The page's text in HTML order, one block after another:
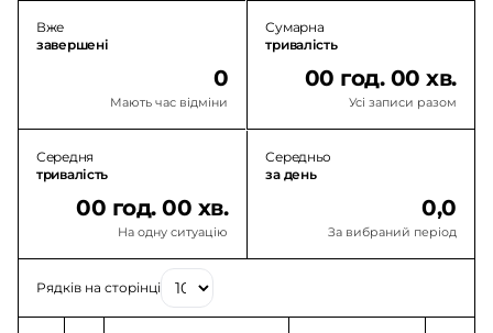
Вже
завершені
0
Мають час відміни
Сумарна
тривалість
00 год. 00 хв.
Усі записи разом
Середня
тривалість
00 год. 00 хв.
На одну ситуацію
Середньо
за день
0,0
За вибраний період
Рядків на сторінці